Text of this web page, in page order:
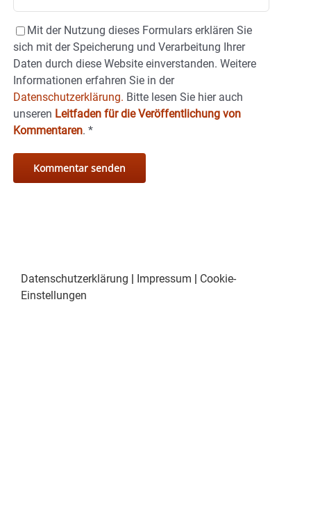
Mit der Nutzung dieses Formulars erklären Sie
sich mit der Speicherung und Verarbeitung Ihrer
Daten durch diese Website einverstanden. Weitere
Informationen erfahren Sie in der
Datenschutzerklärung. Bitte lesen Sie hier auch
unseren Leitfaden für die Veröffentlichung von
Kommentaren. *
Datenschutzerklärung Impressum
Cookie-
Einstellungen